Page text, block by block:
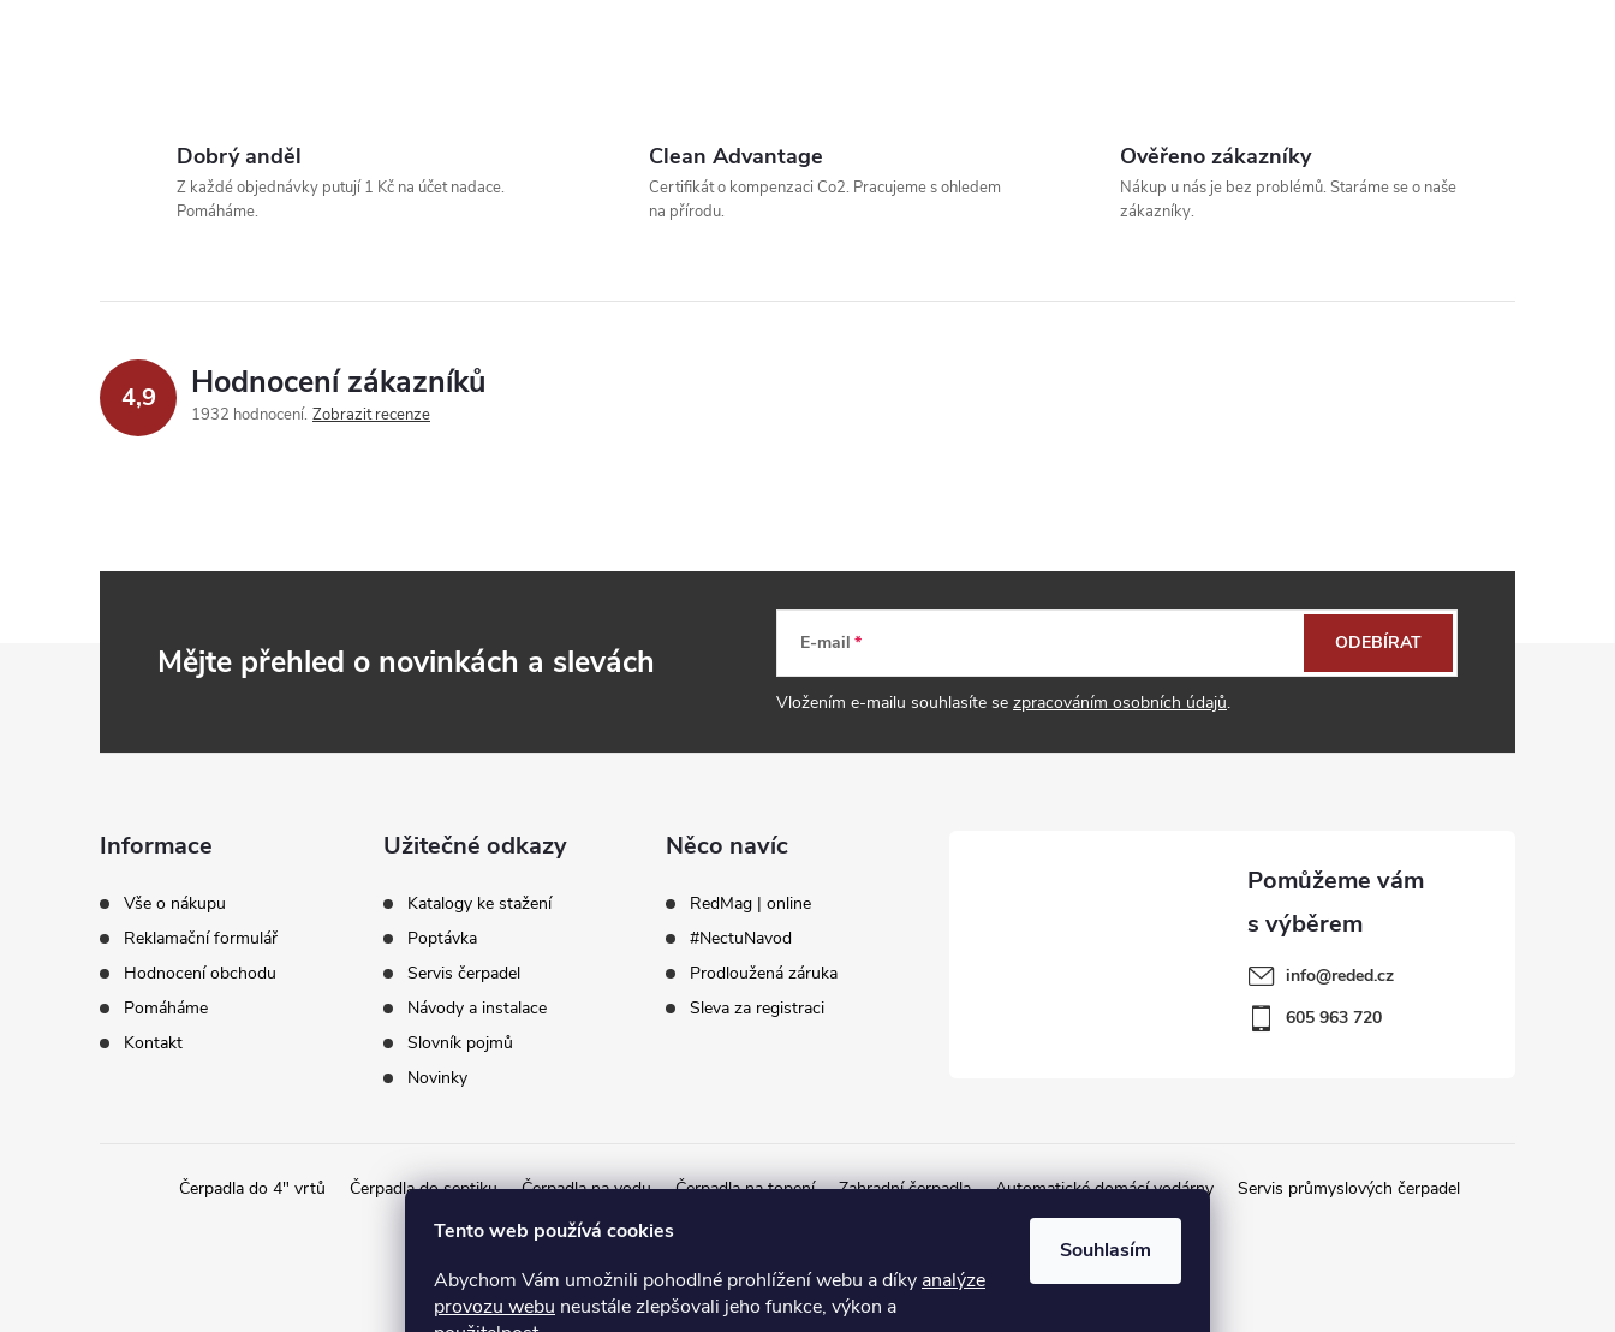
Tento web používá cookies
Abychom Vám umožnili pohodlné prohlížení webu a díky analýze
provozu webu neustále zlepšovali jeho funkce, výkon a
Souhlasím
Dobrý anděl
Z každé objednávky putují 1 Kč na účet nadace.
Pomáháme.
Clean Advantage
Certifikát o kompenzaci Co2. Pracujeme s ohledem
na přírodu.
Ověřeno zákazníky
Nákup u nás je bez problémů. Staráme se o naše
zákazníky.
4,9 Hodnocení zákazníků
1932 hodnocení Zobrazit recenze
Mějte přehled o novinkách a slevách E-mail
Vložením e-mailu souhlasíte se zpracováním osobních údajů.
ODEBÍRAT
Informace
Vše o nákupu
Reklamační formulář
Hodnocení obchodu
Pomáháme
Kontakt
Užitečné odkazy
Katalogy ke stažení
Poptávka
Servis čerpadel
Návody a instalace
Slovník pojmů
Novinky
Něco navíc
RedMag | online
#NectuNavod
Prodloužená záruka
Sleva za registraci
info@reded.cz
605 963 720
Čerpadla do 4" vrtů Čerpadla do septiku Čerpadla na vodu Čerpadla na topení Zahradní čerpadla Automatické domácí vodárny
Servis průmyslových čerpadel